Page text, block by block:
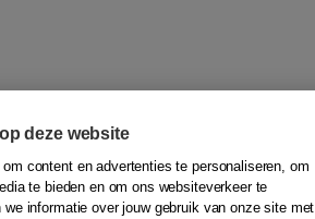
willen
materiaal, maar ook verdieping,
dé totaaloplossing voor jou.
deze website
content en advertenties te personaliseren, om
te bieden en om ons websiteverkeer te
informatie over jouw gebruik van onze site met